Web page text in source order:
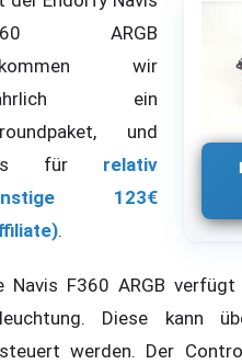
ARGB
wir
ein
und
für relativ
123€
.
Navis F360 ARGB verfügt
Diese kann
werden. Der